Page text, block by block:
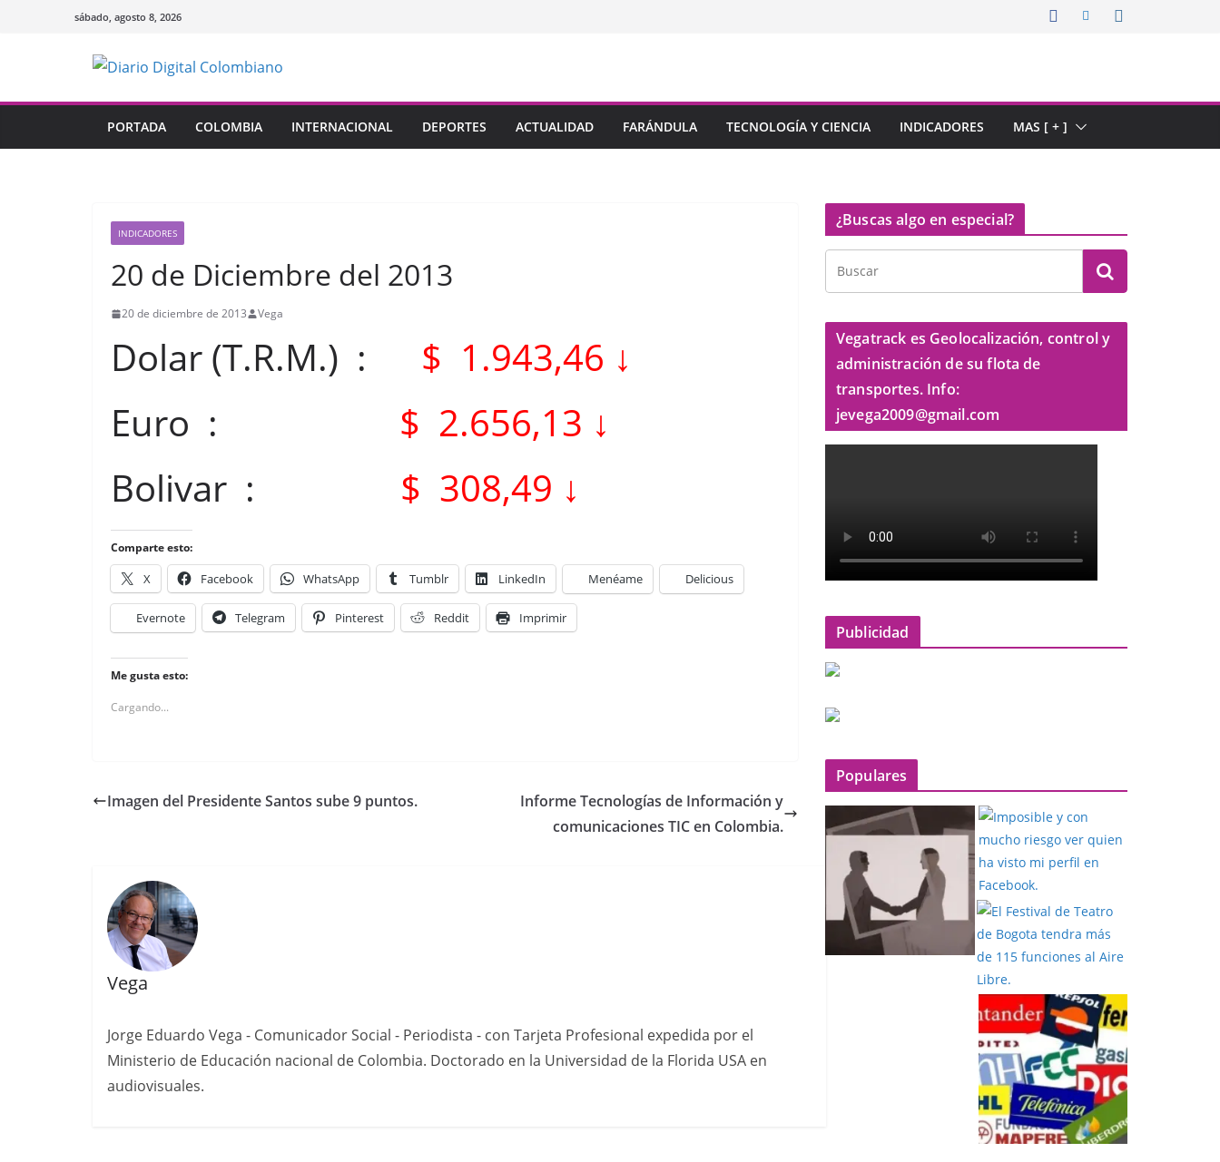
sábado, agosto 8, 2026
PORTADA COLOMBIA INTERNACIONAL DEPORTES ACTUALIDAD FARÁNDULA TECNOLOGÍA Y CIENCIA INDICADORES MAS [ + ]
INDICADORES
20 de Diciembre del 2013
20 de diciembre de 2013 Vega
Dolar (T.R.M.) : $ 1.943,46 ↓
Euro :
$ 2.656,13 ↓
Bolivar : $ 308,49 ↓
Comparte esto:
X Facebook WhatsApp Tumblr LinkedIn Menéame Delicious
Evernote Telegram Pinterest Reddit Imprimir
Me gusta esto:
Cargando...
Imagen del Presidente Santos sube 9 puntos.
Informe Tecnologías de Información y
comunicaciones TIC en Colombia.
Vega
Jorge Eduardo Vega - Comunicador Social - Periodista - con Tarjeta Profesional expedida por el
Ministerio de Educación nacional de Colombia. Doctorado en la Universidad de la Florida USA en
audiovisuales.
¿Buscas algo en especial?
Vegatrack es Geolocalización, control y
administración de su flota de
transportes. Info:
jevega2009@gmail.com
Publicidad
Populares